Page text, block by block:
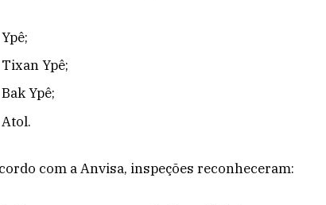
Ypê;
Tixan Ypê;
Bak Ypê;
Atol.
com a Anvisa, inspeções reconheceram: